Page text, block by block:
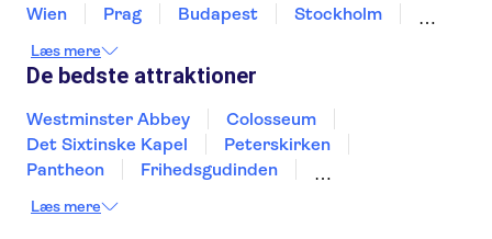
Wien
Prag Budapest
Stockholm
Aarhus
Kiel Helsingborg
Læs mere
De bedste attraktioner
Westminster Abbey
Colosseum
Det Sixtinske Kapel
Peterskirken
Pantheon
Frihedsgudinden
Moulin Rouge
Læs mere